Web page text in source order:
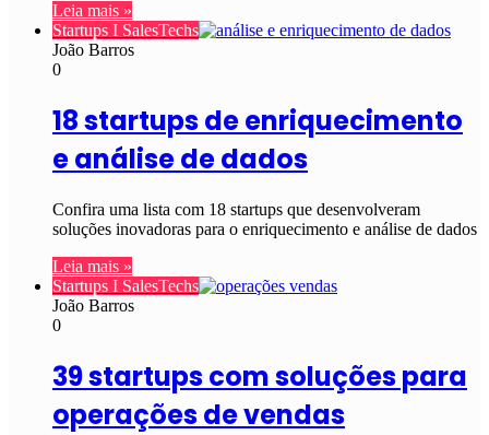
Leia mais »
Startups I SalesTechs
João Barros
0
18 startups de enriquecimento
e análise de dados
Confira uma lista com 18 startups que desenvolveram
soluções inovadoras para o enriquecimento e análise de dados
Leia mais »
Startups I SalesTechs
João Barros
0
39 startups com soluções para
operações de vendas